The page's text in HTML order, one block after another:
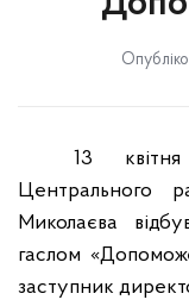
13
Центрального
Миколаєва
гаслом
заступник